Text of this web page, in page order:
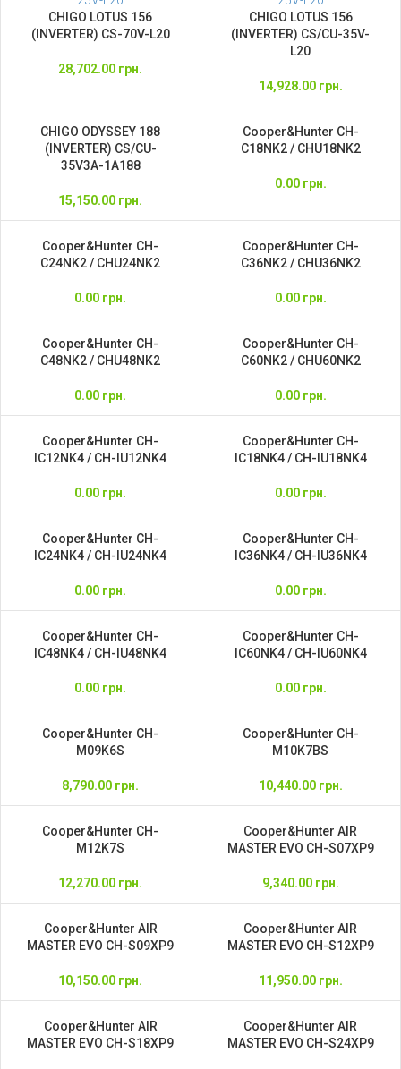
CHIGO LOTUS 156
(INVERTER) CS-70V-L20
28,702.00 грн.
CHIGO LOTUS 156
(INVERTER) CS/СU-35V-
L20
14,928.00 грн.
CHIGO ODYSSEY 188
(INVERTER) CS/CU-
35V3A-1A188
15,150.00 грн.
Cooper&Hunter CH-
C18NK2 / CHU18NK2
0.00 грн.
Cooper&Hunter CH-
C24NK2 / CHU24NK2
0.00 грн.
Cooper&Hunter CH-
C36NK2 / CHU36NK2
0.00 грн.
Cooper&Hunter CH-
C48NK2 / CHU48NK2
0.00 грн.
Cooper&Hunter CH-
C60NK2 / CHU60NK2
0.00 грн.
Cooper&Hunter CH-
IC12NK4 / CH-IU12NK4
0.00 грн.
Cooper&Hunter CH-
IC18NK4 / CH-IU18NK4
0.00 грн.
Cooper&Hunter CH-
IC24NK4 / CH-IU24NK4
0.00 грн.
Cooper&Hunter CH-
IC36NK4 / CH-IU36NK4
0.00 грн.
Cooper&Hunter CH-
IC48NK4 / CH-IU48NK4
0.00 грн.
Cooper&Hunter CH-
IC60NK4 / CH-IU60NK4
0.00 грн.
Cooper&Hunter CH-
M09K6S
8,790.00 грн.
Cooper&Hunter CH-
M10K7BS
10,440.00 грн.
Cooper&Hunter CH-
M12K7S
12,270.00 грн.
Cooper&Hunter AIR
MASTER EVO CH-S07XP9
9,340.00 грн.
Cooper&Hunter AIR
MASTER EVO CH-S09XP9
10,150.00 грн.
Cooper&Hunter AIR
MASTER EVO CH-S12XP9
11,950.00 грн.
Cooper&Hunter AIR
MASTER EVO CH-S18XP9
Cooper&Hunter AIR
MASTER EVO CH-S24XP9